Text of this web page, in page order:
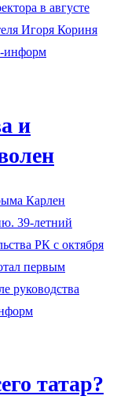
в августе
Игоря Кориня
информ
и
Карлен
39-летний
РК с октября
первым
руководства
татар?